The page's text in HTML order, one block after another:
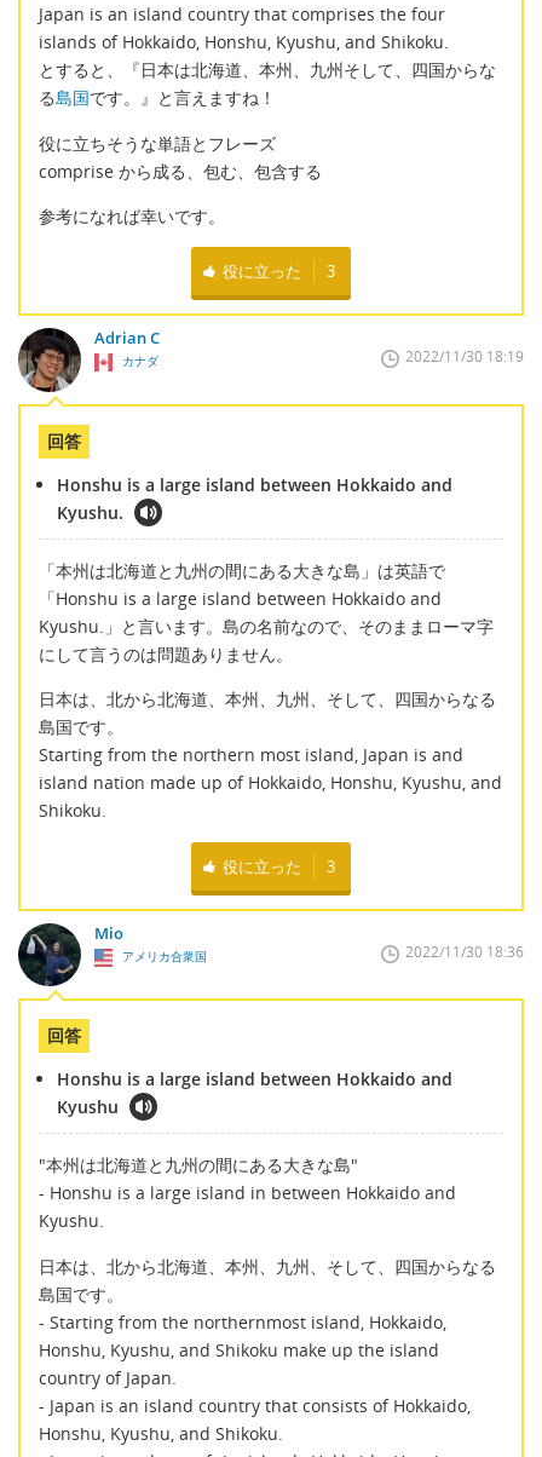
Japan is an island country that comprises the four
islands of Hokkaido, Honshu, Kyushu, and Shikoku.
とすると、『日本は北海道、本州、九州そして、四国からな
る島国です。』と言えますね！
役に立ちそうな単語とフレーズ
comprise から成る、包む、包含する
参考になれば幸いです。
役に立った 3
Adrian C
カナダ 2022/11/30 18:19
回答
Honshu is a large island between Hokkaido and
Kyushu.
「本州は北海道と九州の間にある大きな島」は英語で
「Honshu is a large island between Hokkaido and
Kyushu.」と言います。島の名前なので、そのままローマ字
にして言うのは問題ありません。
日本は、北から北海道、本州、九州、そして、四国からなる
島国です。
Starting from the northern most island, Japan is and
island nation made up of Hokkaido, Honshu, Kyushu, and
Shikoku.
役に立った 3
Mio
アメリカ合衆国 2022/11/30 18:36
回答
Honshu is a large island between Hokkaido and
Kyushu
"本州は北海道と九州の間にある大きな島"
- Honshu is a large island in between Hokkaido and
Kyushu.
日本は、北から北海道、本州、九州、そして、四国からなる
島国です。
- Starting from the northernmost island, Hokkaido,
Honshu, Kyushu, and Shikoku make up the island
country of Japan.
- Japan is an island country that consists of Hokkaido,
Honshu, Kyushu, and Shikoku.